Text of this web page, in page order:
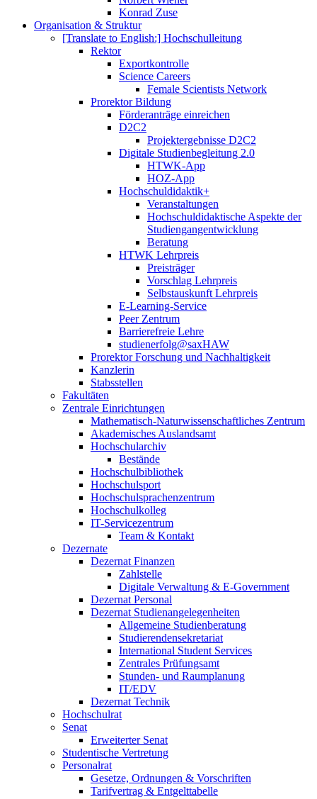
Konrad Zuse
Organisation & Struktur
[Translate to English:] Hochschulleitung
Rektor
Exportkontrolle
Science Careers
Female Scientists Network
Prorektor Bildung
Förderanträge einreichen
D2C2
Projektergebnisse D2C2
Digitale Studienbegleitung 2.0
HTWK-App
HOZ-App
Hochschuldidaktik+
Veranstaltungen
Hochschuldidaktische Aspekte der
Studiengangentwicklung
Beratung
HTWK Lehrpreis
Preisträger
Vorschlag Lehrpreis
Selbstauskunft Lehrpreis
E-Learning-Service
Peer Zentrum
Barrierefreie Lehre
studienerfolg@saxHAW
Prorektor Forschung und Nachhaltigkeit
Kanzlerin
Stabsstellen
Fakultäten
Zentrale Einrichtungen
Mathematisch-Naturwissenschaftliches Zentrum
Akademisches Auslandsamt
Hochschularchiv
Bestände
Hochschulbibliothek
Hochschulsport
Hochschulsprachenzentrum
Hochschulkolleg
IT-Servicezentrum
Team & Kontakt
Dezernate
Dezernat Finanzen
Zahlstelle
Digitale Verwaltung & E-Government
Dezernat Personal
Dezernat Studienangelegenheiten
Allgemeine Studienberatung
Studierendensekretariat
International Student Services
Zentrales Prüfungsamt
Stunden- und Raumplanung
IT/EDV
Dezernat Technik
Hochschulrat
Senat
Erweiterter Senat
Studentische Vertretung
Personalrat
Gesetze, Ordnungen & Vorschriften
Tarifvertrag & Entgelttabelle